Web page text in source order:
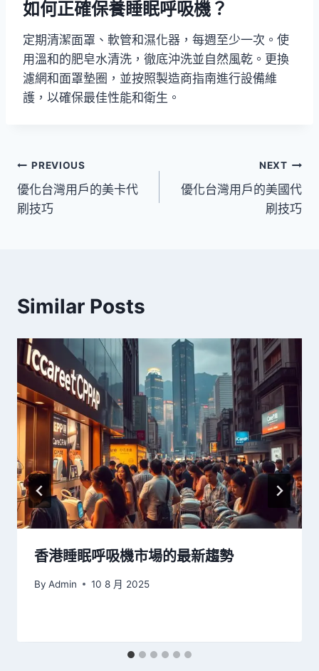
如何正確保養睡眠呼吸機？
定期清潔面罩、軟管和濕化器，每週至少一次。使
用溫和的肥皂水清洗，徹底沖洗並自然風乾。更換
濾網和面罩墊圈，並按照製造商指南進行設備維
護，以確保最佳性能和衛生。
文
章
PREVIOUS
優化台灣用戶的美卡代
刷技巧
NEXT
優化台灣用戶的美國代
刷技巧
Similar Posts
香港睡眠呼吸機市場的最新趨勢
By Admin 10 8 月 2025